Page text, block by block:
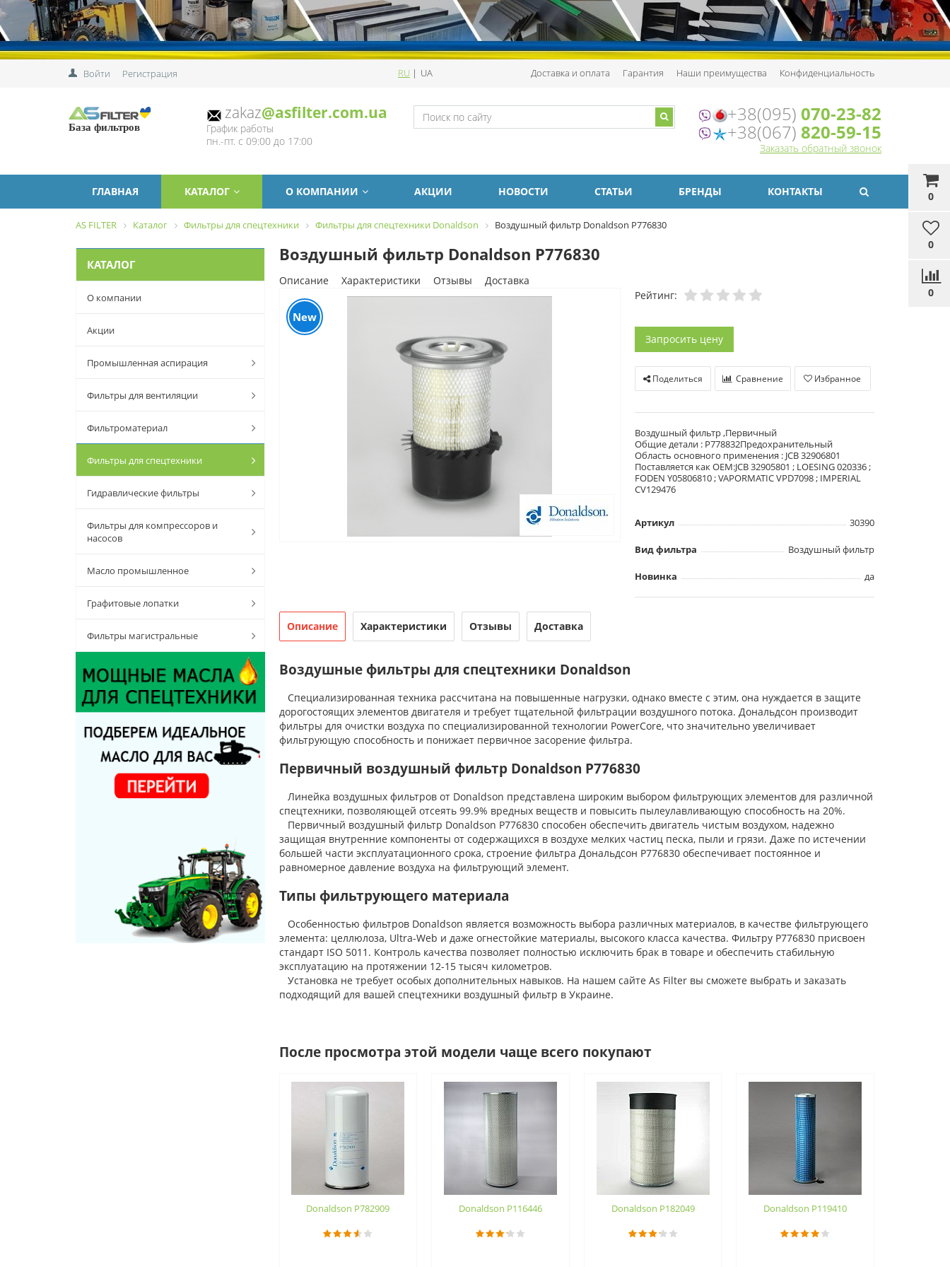
Войти Регистрация RU| UA Доставка и оплата Гарантия Наши преимущества Конфиденциальность
0
0
0
База фильтров
zakaz@asfilter.com.ua
График работы
пн.-пт. с 09:00 до 17:00
+38(095) 070-23-82
+38(067) 820-59-15
Заказать обратный звонок
ГЛАВНАЯ КАТАЛОГ О КОМПАНИИ АКЦИИ НОВОСТИ СТАТЬИ БРЕНДЫ КОНТАКТЫ
AS FILTER Каталог Фильтры для спецтехники Фильтры для спецтехники Donaldson Воздушный фильтр Donaldson P776830
КАТАЛОГ
О компании
Акции
Промышленная аспирация
Фильтры для вентиляции
Фильтроматериал
Фильтры для спецтехники
Гидравлические фильтры
Фильтры для компрессоров и
насосов
Масло промышленное
Графитовые лопатки
Фильтры магистральные
Воздушный фильтр Donaldson P776830
Описание Характеристики Отзывы Доставка
New
Рейтинг:
Запросить цену
Поделиться Сравнение Избранное
Воздушный фильтр ,Первичный
Общие детали : P778832Предохранительный
Область основного применения : JCB 32906801
Поставляется как OEM:JCB 32905801 ; LOESING 020336 ;
FODEN Y05806810 ; VAPORMATIC VPD7098 ; IMPERIAL
CV129476
Артикул 30390
Вид фильтра Воздушный фильтр
Новинка да
Описание Характеристики Отзывы Доставка
Воздушные фильтры для спецтехники Donaldson
Специализированная техника рассчитана на повышенные нагрузки, однако вместе с этим, она нуждается в защите
дорогостоящих элементов двигателя и требует тщательной фильтрации воздушного потока. Дональдсон производит
фильтры для очистки воздуха по специализированной технологии PowerCore, что значительно увеличивает
фильтрующую способность и понижает первичное засорение фильтра.
Первичный воздушный фильтр Donaldson P776830
Линейка воздушных фильтров от Donaldson представлена широким выбором фильтрующих элементов для различной
спецтехники, позволяющей отсеять 99.9% вредных веществ и повысить пылеулавливающую способность на 20%.
Первичный воздушный фильтр Donaldson P776830 способен обеспечить двигатель чистым воздухом, надежно
защищая внутренние компоненты от содержащихся в воздухе мелких частиц песка, пыли и грязи. Даже по истечении
большей части эксплуатационного срока, строение фильтра Дональдсон P776830 обеспечивает постоянное и
равномерное давление воздуха на фильтрующий элемент.
Типы фильтрующего материала
Особенностью фильтров Donaldson является возможность выбора различных материалов, в качестве фильтрующего
элемента: целлюлоза, Ultra-Web и даже огнестойкие материалы, высокого класса качества. Фильтру P776830 присвоен
стандарт ISO 5011. Контроль качества позволяет полностью исключить брак в товаре и обеспечить стабильную
эксплуатацию на протяжении 12-15 тысяч километров.
Установка не требует особых дополнительных навыков. На нашем сайте As Filter вы сможете выбрать и заказать
подходящий для вашей спецтехники воздушный фильтр в Украине.
После просмотра этой модели чаще всего покупают
Donaldson P782909 Donaldson P116446 Donaldson P182049 Donaldson P119410